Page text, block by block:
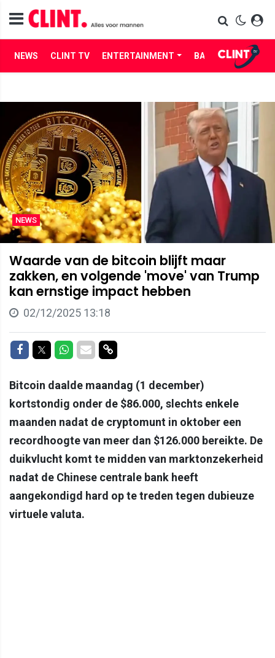
NEWS CLINT TV ENTERTAINMENT BABES LIFE
NEWS
Waarde van de bitcoin blijft maar
zakken, en volgende 'move' van Trump
kan ernstige impact hebben
02/12/2025 13:18
Delen op Facebook
Delen op Twitter
Delen op Whatsapp
Delen via Mail
Delen via link
Bitcoin daalde maandag (1 december)
kortstondig onder de $86.000, slechts enkele
maanden nadat de cryptomunt in oktober een
recordhoogte van meer dan $126.000 bereikte. De
duikvlucht komt te midden van marktonzekerheid
nadat de Chinese centrale bank heeft
aangekondigd hard op te treden tegen dubieuze
virtuele valuta.